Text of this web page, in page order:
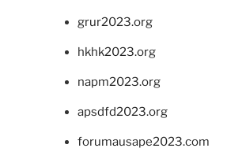
grur2023.org
hkhk2023.org
napm2023.org
apsdfd2023.org
forumausape2023.com